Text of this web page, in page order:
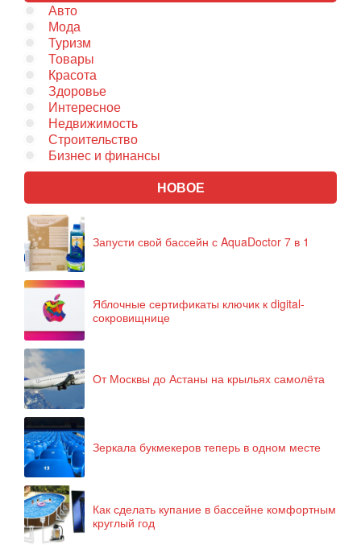
Авто
Мода
Туризм
Товары
Красота
Здоровье
Интересное
Недвижимость
Строительство
Бизнес и финансы
НОВОЕ
Запусти свой бассейн с AquaDoctor 7 в 1
Яблочные сертификаты ключик к digital-
сокровищнице
От Москвы до Астаны на крыльях самолёта
Зеркала букмекеров теперь в одном месте
Как сделать купание в бассейне комфортным
круглый год